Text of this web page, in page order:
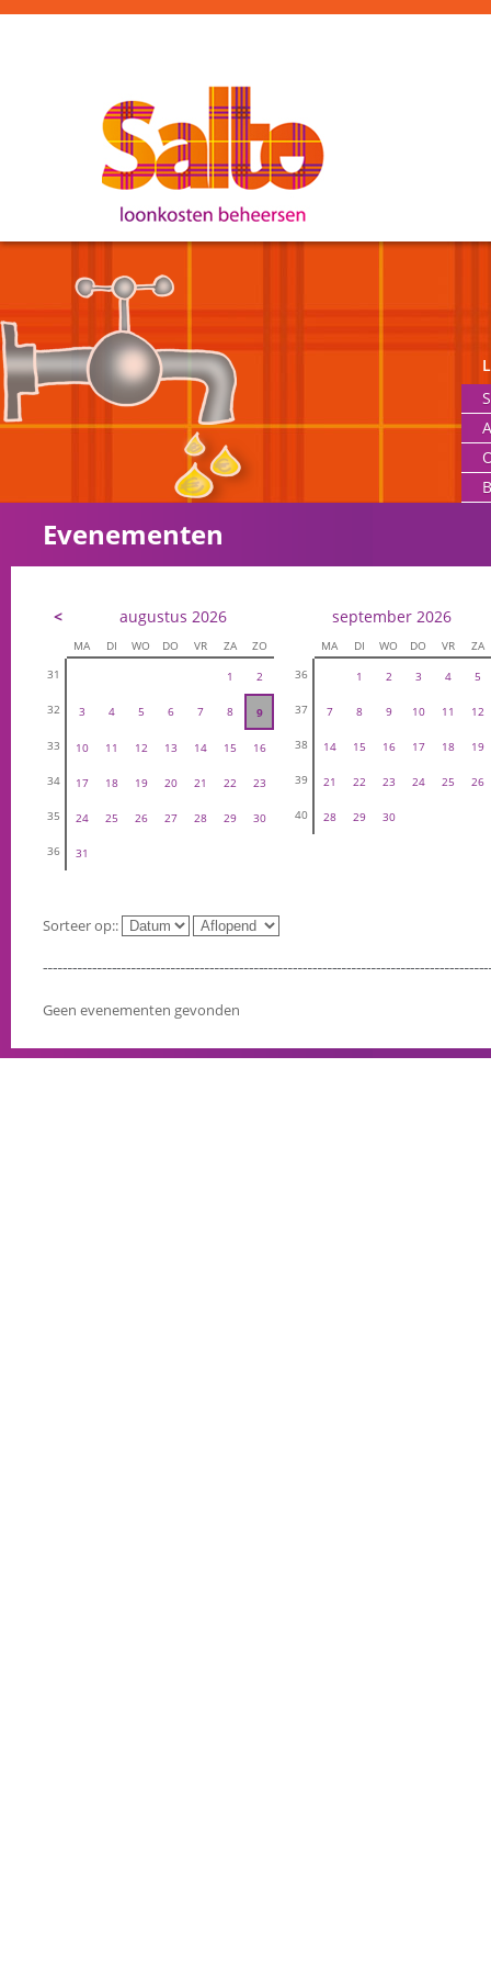
Evenementen
< augustus 2026
MA DI WO DO VR ZA
ZO
31
1 2
32 3 4 5 6 7 8 9
33 10 11 12 13 14 15 16
34 17 18 19 20 21 22 23
35 24 25 26 27 28 29 30
36 31
september 2026
MA DI WO DO VR
ZA
36
1 2 3 4 5
37 7 8 9 10 11 12
38 14 15 16 17 18 19
39 21 22 23 24 25 26
40 28 29 30
Sorteer op::
Geen evenementen gevonden